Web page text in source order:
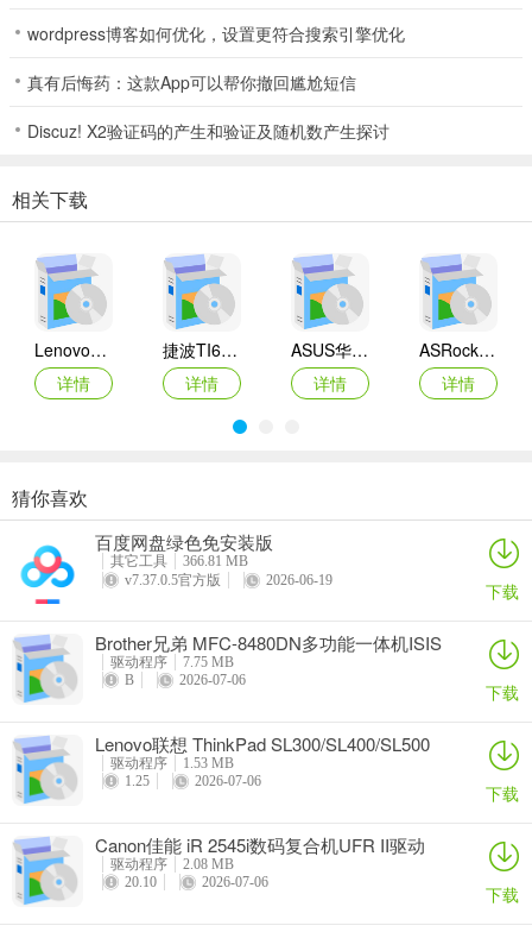
wordpress博客如何优化，设置更符合搜索引擎优化
真有后悔药：这款App可以帮你撤回尴尬短信
Discuz! X2验证码的产生和验证及随机数产生探讨
相关下载
Lenovo联想 Ideapad Z465/Z565系列笔记本 声卡驱动
详情
捷波TI61AG-A主板BIOS
详情
ASUS华硕F1A55-M LX3 R2.0主板BIOS
详情
ASRock华擎IMB-A160主板BIOS
详情
奥睿科PAS3062-2E/PAS3062-2S/PAS3064-2S2E系列扩展卡驱动
详情
Canon佳能 PowerShot A310 WIA驱动
详情
AMD Mobility Radeon HD 2000/HD 3000/HD 4000/HD 5000系列移动显卡催化剂驱动
映泰Hi-Fi H77S 5.x主板BIOS
猜你喜欢
百度网盘绿色免安装版
其它工具
366.81 MB
v7.37.0.5官方版
2026-06-19 下载
Brother兄弟 MFC-8480DN多功能一体机ISIS
驱动
驱动程序
7.75 MB
B
2026-07-06 下载
Lenovo联想 ThinkPad SL300/SL400/SL500
笔记本BIOS
驱动程序
1.53 MB
1.25
2026-07-06 下载
Canon佳能 iR 2545i数码复合机UFR II驱动
驱动程序
2.08 MB
20.10
2026-07-06 下载